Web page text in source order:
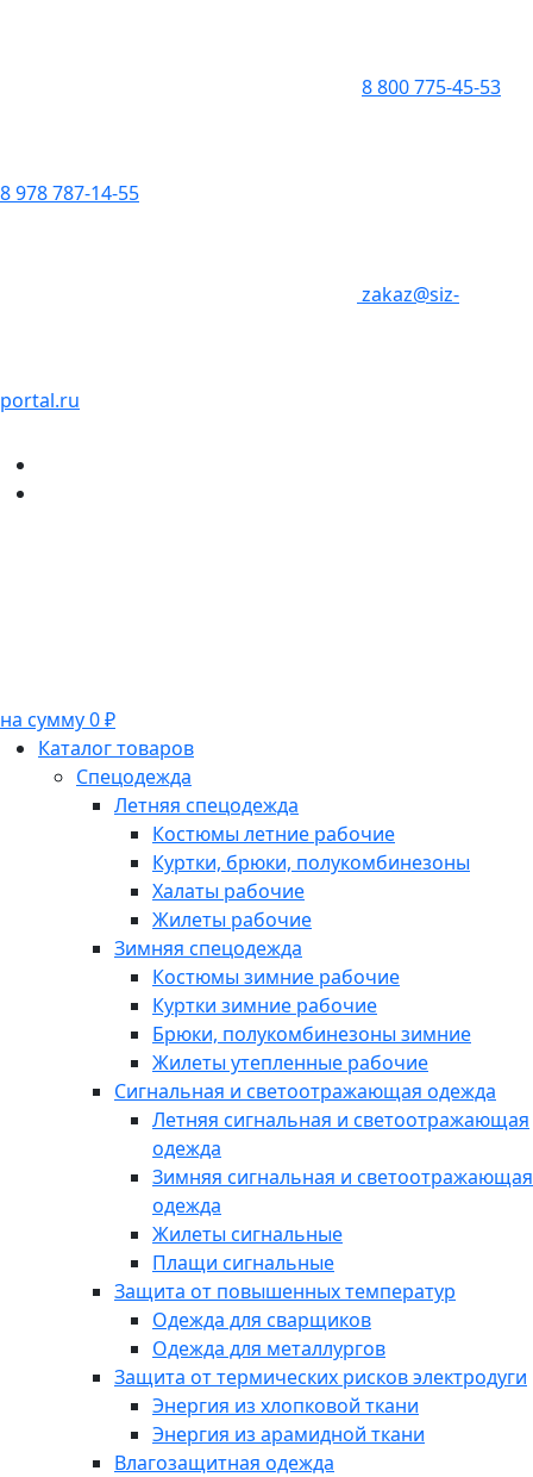
8 800 775-45-53
8 978 787-14-55
zakaz@siz-
portal.ru
на сумму 0 ₽
Каталог товаров
Спецодежда
Летняя спецодежда
Костюмы летние рабочие
Куртки, брюки, полукомбинезоны
Халаты рабочие
Жилеты рабочие
Зимняя спецодежда
Костюмы зимние рабочие
Куртки зимние рабочие
Брюки, полукомбинезоны зимние
Жилеты утепленные рабочие
Сигнальная и светоотражающая одежда
Летняя сигнальная и светоотражающая
одежда
Зимняя сигнальная и светоотражающая
одежда
Жилеты сигнальные
Плащи сигнальные
Защита от повышенных температур
Одежда для сварщиков
Одежда для металлургов
Защита от термических рисков электродуги
Энергия из хлопковой ткани
Энергия из арамидной ткани
Влагозащитная одежда